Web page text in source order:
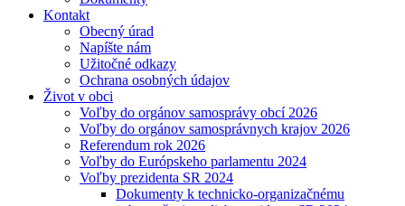
Kontakt
Obecný úrad
Napíšte nám
Užitočné odkazy
Ochrana osobných údajov
Život v obci
Voľby do orgánov samosprávy obcí 2026
Voľby do orgánov samosprávnych krajov 2026
Referendum rok 2026
Voľby do Európskeho parlamentu 2024
Voľby prezidenta SR 2024
Dokumenty k technicko-organizačnému